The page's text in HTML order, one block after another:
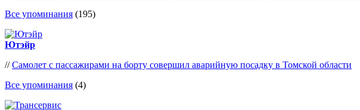
Все упоминания (195)
Ютэйр
//Самолет с пассажирами на борту совершил аварийную посадку в Томской области
Все упоминания (4)